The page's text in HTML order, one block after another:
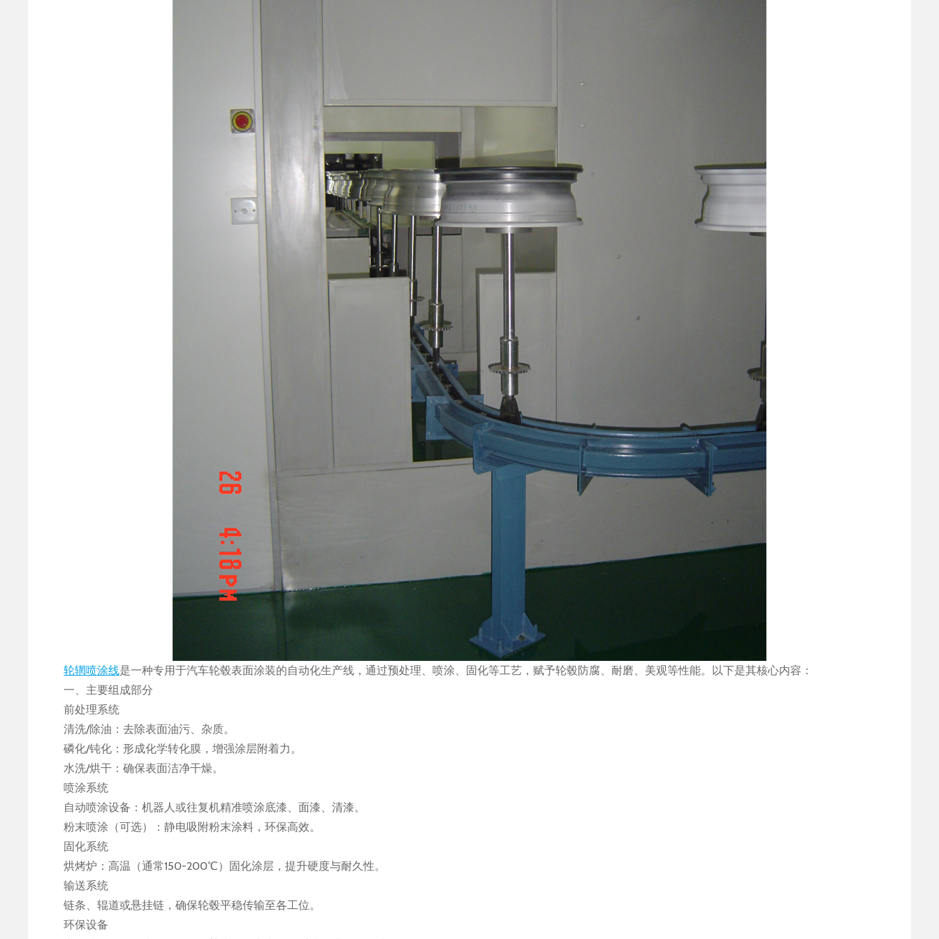
轮辋喷涂线是一种专用于汽车轮毂表面涂装的自动化生产线，通过预处理、喷涂、固化等工艺，赋予轮毂防腐、耐磨、美观等性能。以下是其核心内容：
一、主要组成部分
前处理系统
清洗/除油：去除表面油污、杂质。
磷化/钝化：形成化学转化膜，增强涂层附着力。
水洗/烘干：确保表面洁净干燥。
喷涂系统
自动喷涂设备：机器人或往复机精准喷涂底漆、面漆、清漆。
粉末喷涂（可选）：静电吸附粉末涂料，环保高效。
固化系统
烘烤炉：高温（通常150-200℃）固化涂层，提升硬度与耐久性。
输送系统
链条、辊道或悬挂链，确保轮毂平稳传输至各工位。
环保设备